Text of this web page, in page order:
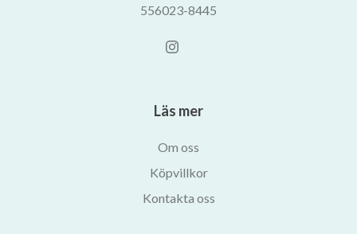
556023-8445
Läs mer
Om oss
Köpvillkor
Kontakta oss